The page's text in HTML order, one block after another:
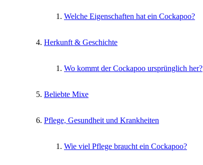
Welche Eigenschaften hat ein Cockapoo?
Herkunft & Geschichte
Wo kommt der Cockapoo ursprünglich her?
Beliebte Mixe
Pflege, Gesundheit und Krankheiten
Wie viel Pflege braucht ein Cockapoo?